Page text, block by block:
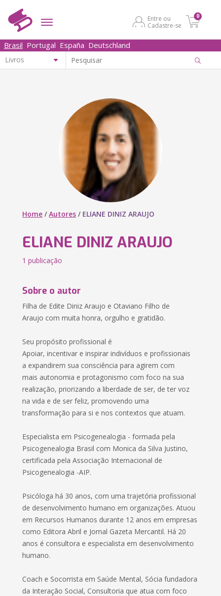
Entre ou
Cadastre-se
0
Brasil Portugal España Deutschland
Home /Autores / ELIANE DINIZ ARAUJO
ELIANE DINIZ ARAUJO
1 publicação
Sobre o autor
Filha de Edite Diniz Araujo e Otaviano Filho de
Araujo com muita honra, orgulho e gratidão.
Seu propósito profissional é
Apoiar, incentivar e inspirar indivíduos e profissionais
a expandirem sua consciência para agirem com
mais autonomia e protagonismo com foco na sua
realização, priorizando a liberdade de ser, de ter voz
na vida e de ser feliz, promovendo uma
transformação para si e nos contextos que atuam.
Especialista em Psicogenealogia - formada pela
Psicogenealogia Brasil com Monica da Silva Justino,
certificada pela Associação Internacional de
Psicogenealogia -AIP.
Psicóloga há 30 anos, com uma trajetória profissional
de desenvolvimento humano em organizações. Atuou
em Recursos Humanos durante 12 anos em empresas
como Editora Abril e Jornal Gazeta Mercantil. Há 20
anos é consultora e especialista em desenvolvimento
humano.
Coach e Socorrista em Saúde Mental, Sócia fundadora
da Interação Social, Consultoria que atua com foco